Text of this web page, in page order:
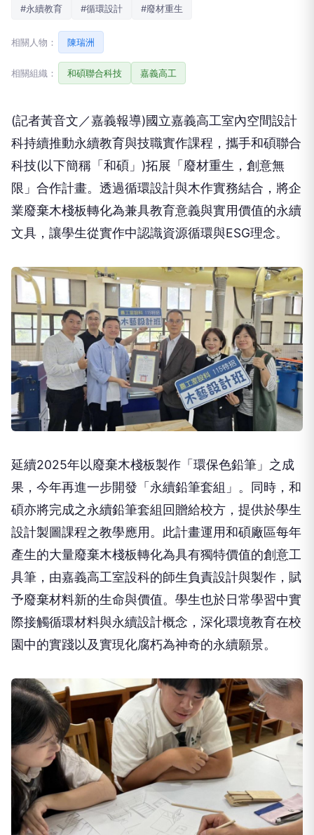
#永續教育 #循環設計 #廢材重生
相關人物： 陳瑞洲
相關組織： 和碩聯合科技 嘉義高工
(記者黃音文／嘉義報導)國立嘉義高工室內空間設計
科持續推動永續教育與技職實作課程，攜手和碩聯合
科技(以下簡稱「和碩」)拓展「廢材重生，創意無
限」合作計畫。透過循環設計與木作實務結合，將企
業廢棄木棧板轉化為兼具教育意義與實用價值的永續
文具，讓學生從實作中認識資源循環與ESG理念。
延續2025年以廢棄木棧板製作「環保色鉛筆」之成
果，今年再進一步開發「永續鉛筆套組」。同時，和
碩亦將完成之永續鉛筆套組回贈給校方，提供於學生
設計製圖課程之教學應用。此計畫運用和碩廠區每年
產生的大量廢棄木棧板轉化為具有獨特價值的創意工
具筆，由嘉義高工室設科的師生負責設計與製作，賦
予廢棄材料新的生命與價值。學生也於日常學習中實
際接觸循環材料與永續設計概念，深化環境教育在校
園中的實踐以及實現化腐朽為神奇的永續願景。